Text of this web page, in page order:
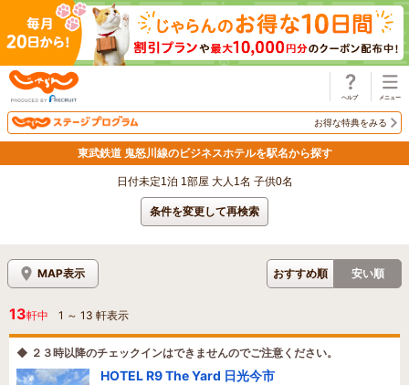
お得な特典をみる
東武鉄道 鬼怒川線のビジネスホテルを駅名から探す
日付未定1泊 1部屋 大人1名 子供0名
条件を変更して再検索
MAP表示 おすすめ順 安い順
13軒中 1 ～ 13 軒表示
◆ ２３時以降のチェックインはできませんのでご注意ください。
HOTEL R9 The Yard 日光今市